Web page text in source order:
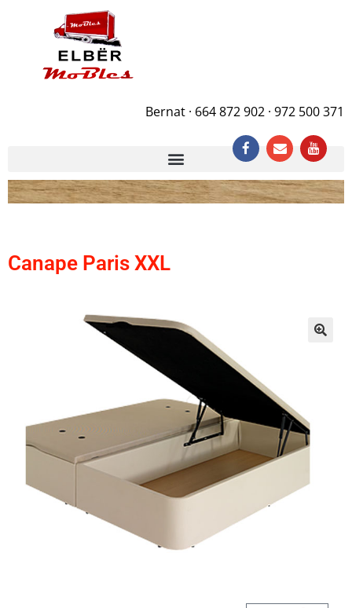
Bernat · 664 872 902 · 972 500 371
Canape Paris XXL